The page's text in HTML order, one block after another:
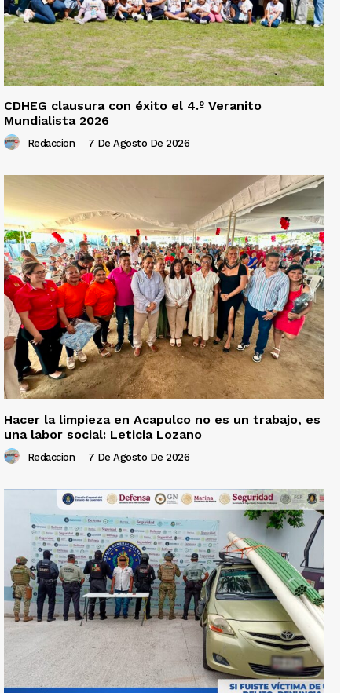
CDHEG clausura con éxito el 4.º Veranito
Mundialista 2026
Redaccion - 7 De Agosto De 2026
Hacer la limpieza en Acapulco no es un trabajo, es
una labor social: Leticia Lozano
Redaccion - 7 De Agosto De 2026